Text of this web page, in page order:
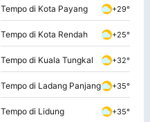
Tempo di Kota Payang +29°
Tempo di Kota Rendah +25°
Tempo di Kuala Tungkal +32°
Tempo di Ladang Panjang +35°
Tempo di Lidung +35°